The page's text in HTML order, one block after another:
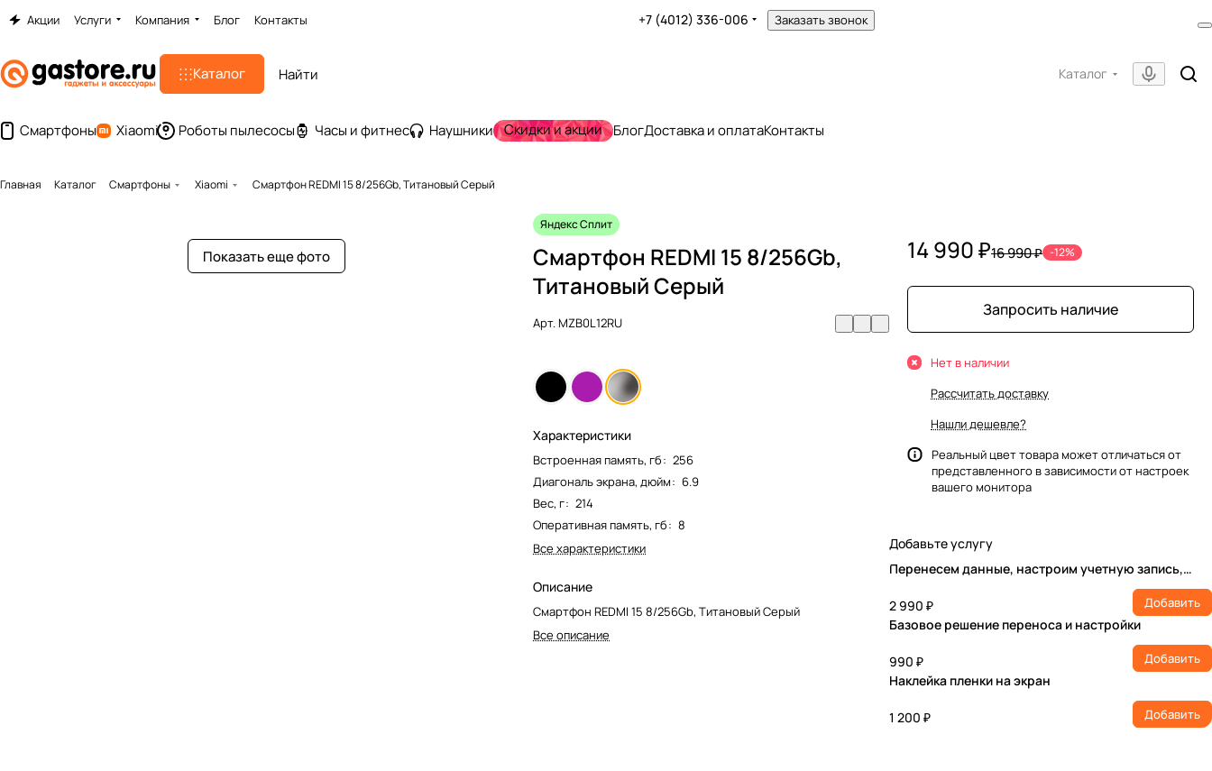
Акции Услуги Компания Блог Контакты +7 (4012) 336-006 Заказать звонок
Каталог Каталог
Смартфоны Xiaomi Роботы пылесосы Часы и фитнес Наушники Скидки и акции БлогДоставка и оплатаКонтакты
Главная Каталог Смартфоны Xiaomi Смартфон REDMI 15 8/256Gb, Титановый Серый
Показать еще фото
Яндекс Сплит
Смартфон REDMI 15 8/256Gb,
Титановый Серый
Арт.MZB0L12RU
Характеристики
Встроенная память, гб: 256
Диагональ экрана, дюйм: 6.9
Вес, г: 214
Оперативная память, гб: 8
Все характеристики
Описание
Смартфон REDMI 15 8/256Gb, Титановый Серый
Все описание
14 990 ₽16 990 ₽ -12%
Запросить наличие
Нет в наличии
Рассчитать доставку
Нашли дешевле?
Реальный цвет товара может отличаться от
представленного в зависимости от настроек
вашего монитора
Добавьте услугу
Перенесем данные, настроим учетную запись,
2 990 ₽
Добавить
Базовое решение переноса и настройки
990 ₽ Добавить
Наклейка пленки на экран
1 200 ₽ Добавить